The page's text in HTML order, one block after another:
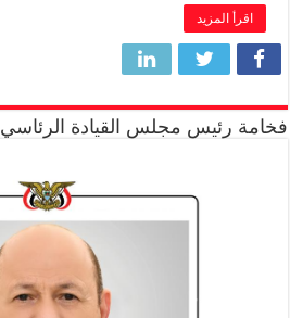
اقرأ المزيد
فخامة رئيس مجلس القيادة الرئاسي